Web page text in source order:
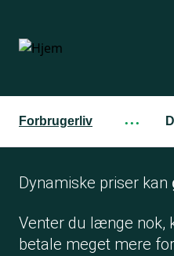
hovedindhold
Forbrugerliv ···
Dynamiske priser kan
Venter du længe nok,
betale meget mere